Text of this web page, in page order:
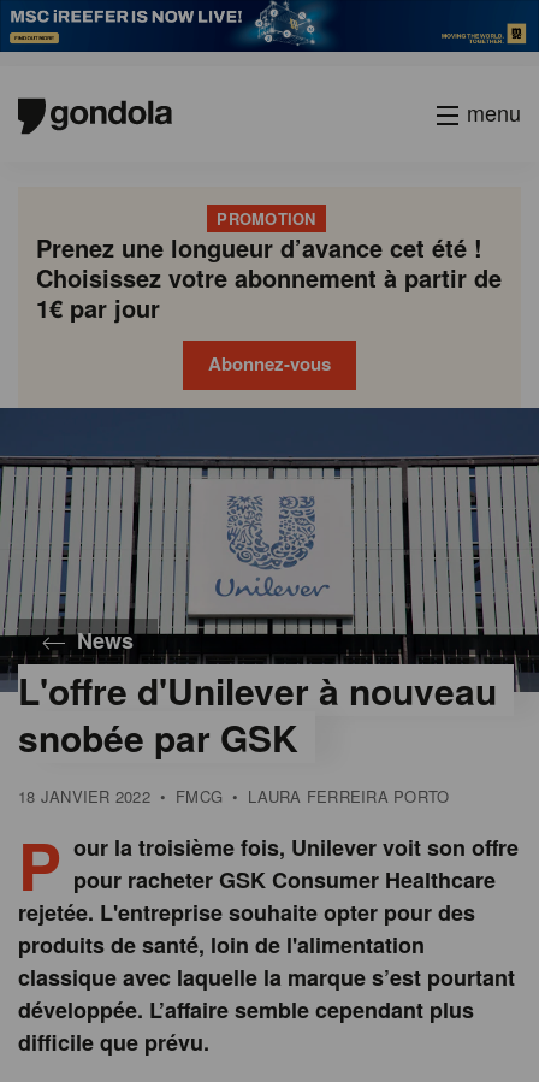
menu
PROMOTION
Prenez une longueur d’avance cet été !
Choisissez votre abonnement à partir de
1€ par jour
Abonnez-vous
News
L'offre d'Unilever à nouveau
snobée par GSK
18 JANVIER 2022 • FMCG • LAURA FERREIRA PORTO
P our la troisième fois, Unilever voit son offre
pour racheter GSK Consumer Healthcare
rejetée. L'entreprise souhaite opter pour des
produits de santé, loin de l'alimentation
classique avec laquelle la marque s’est pourtant
développée. L’affaire semble cependant plus
difficile que prévu.
academy
society